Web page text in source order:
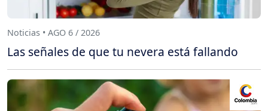
Noticias • AGO 6 / 2026
Las señales de que tu nevera está fallando